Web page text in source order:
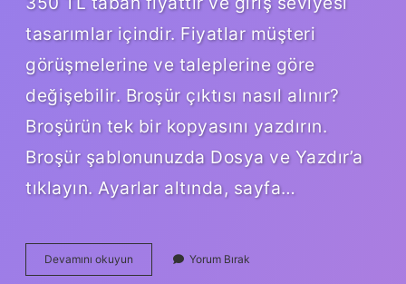
tasarımlar içindir. Fiyatlar müşteri
görüşmelerine ve taleplerine göre
değişebilir. Broşür çıktısı nasıl alınır?
Broşürün tek bir kopyasını yazdırın.
Broşür şablonunuzda Dosya ve Yazdır’a
tıklayın. Ayarlar altında, sayfa…
Devamını okuyun
Adet
Yorum Bırak